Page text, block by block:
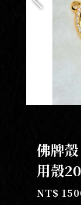
佛牌
用殼
NT$